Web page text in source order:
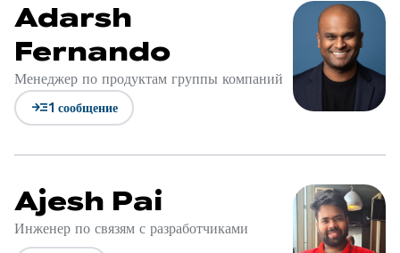
Adarsh
Fernando
Менеджер по продуктам группы компаний
read_more1 сообщение
Ajesh Pai
Инженер по связям с разработчиками